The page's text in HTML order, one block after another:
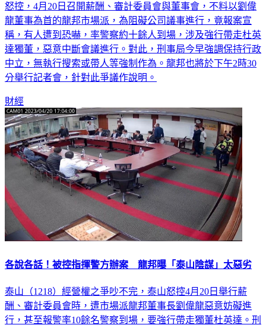
怒控，4月20日召開薪酬、審計委員會與董事會，不料以劉偉
龍董事為首的龍邦市場派，為阻礙公司議事進行，竟報案宣
稱，有人遭到恐嚇，率警察約十餘人到場，涉及強行帶走杜英
達獨董，惡意中斷會議進行。對此，刑事局今早強調保持行政
中立，無執行搜索或帶人等強制作為。龍邦也將於下午2時30
分舉行記者會，針對此爭議作說明。
財經
各說各話！被控指揮警方辦案 龍邦曝「泰山陰謀」太惡劣
泰山（1218）經營權之爭吵不完，泰山怒控4月20日舉行薪
酬、審計委員會時，遭市場派龍邦董事長劉偉龍惡意妨礙進
行，甚至報警率10餘名警察到場，要強行帶走獨董杜英達。刑